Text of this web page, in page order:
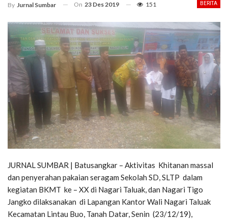
BERITA
By Jurnal Sumbar On 23 Des 2019 151
JURNAL SUMBAR | Batusangkar – Aktivitas Khitanan massal
dan penyerahan pakaian seragam Sekolah SD, SLTP dalam
kegiatan BKMT ke – XX di Nagari Taluak, dan Nagari Tigo
Jangko dilaksanakan di Lapangan Kantor Wali Nagari Taluak
Kecamatan Lintau Buo, Tanah Datar, Senin (23/12/19),